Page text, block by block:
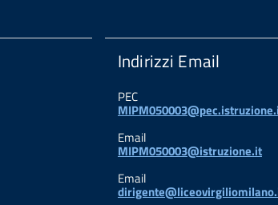
Indirizzi Email
PEC
Email
MIPM050003@istruzione.it
Email